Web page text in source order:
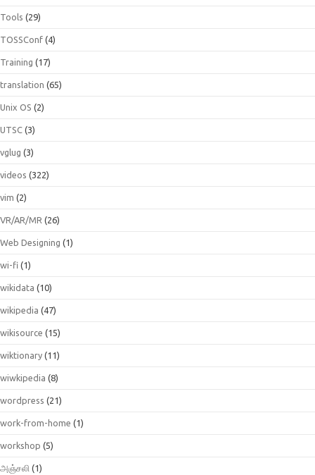
Tools (29)
TOSSConf (4)
Training (17)
translation (65)
Unix OS (2)
UTSC (3)
vglug (3)
videos (322)
vim (2)
VR/AR/MR (26)
Web Designing (1)
wi-fi (1)
wikidata (10)
wikipedia (47)
wikisource (15)
wiktionary (11)
wiwkipedia (8)
wordpress (21)
work-from-home (1)
workshop (5)
அஞ்சலி (1)